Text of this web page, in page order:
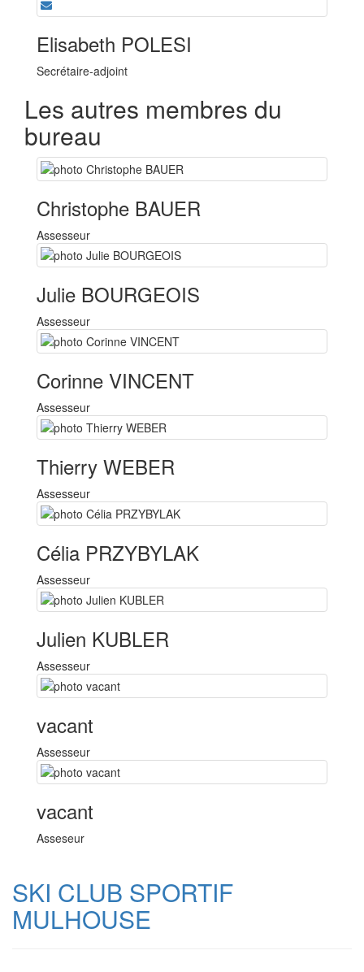
Elisabeth POLESI
Secrétaire-adjoint
Les autres membres du
bureau
Christophe BAUER
Assesseur
Julie BOURGEOIS
Assesseur
Corinne VINCENT
Assesseur
Thierry WEBER
Assesseur
Célia PRZYBYLAK
Assesseur
Julien KUBLER
Assesseur
vacant
Assesseur
vacant
Asseseur
SKI CLUB SPORTIF
MULHOUSE